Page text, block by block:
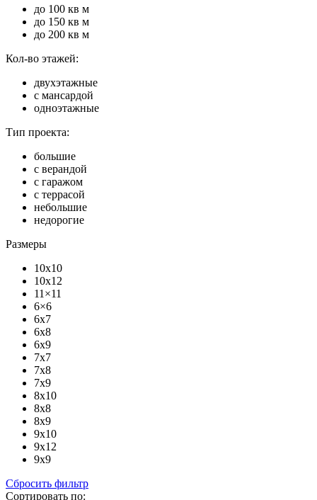
до 100 кв м
до 150 кв м
до 200 кв м
Кол-во этажей:
двухэтажные
с мансардой
одноэтажные
Тип проекта:
большие
с верандой
с гаражом
с террасой
небольшие
недорогие
Размеры
10x10
10x12
11×11
6×6
6x7
6x8
6x9
7x7
7x8
7x9
8x10
8x8
8x9
9x10
9x12
9x9
Сбросить фильтр
Сортировать по: